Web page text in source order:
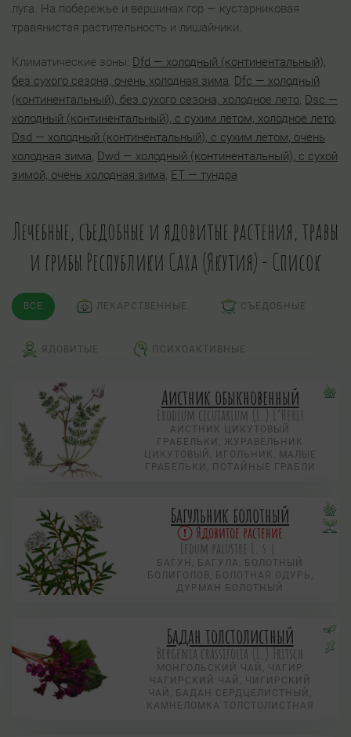
луга. На побережье и вершинах гор — кустарниковая
травянистая растительность и лишайники.
Климатические зоны: Dfd — холодный (континентальный),
без сухого сезона, очень холодная зима, Dfс — холодный
(континентальный), без сухого сезона, холодное лето, Dsc —
холодный (континентальный), с сухим летом, холодное лето,
Dsd — холодный (континентальный), с сухим летом, очень
холодная зима, Dwd — холодный (континентальный), с сухой
зимой, очень холодная зима, ET — тундра
Лечебные, съедобные и ядовитые растения, травы
и грибы Республики Саха (Якутия) - Список
ВСЕ ЛЕКАРСТВЕННЫЕ СЪЕДОБНЫЕ
ЯДОВИТЫЕ ПСИХОАКТИВНЫЕ
Аистник обыкновенный
Erodium cicutarium (L.) L’Herit
АИСТНИК ЦИКУТОВЫЙ
ГРАБЕЛЬКИ, ЖУРАВЕЛЬНИК
ЦИКУТОВЫЙ, ИГОЛЬНИК, МАЛЫЕ
ГРАБЕЛЬКИ, ПОТАЙНЫЕ ГРАБЛИ
Багульник болотный
Ядовитое растение
Ledum palustre L. s.l.
БАГУН, БАГУЛА, БОЛОТНЫЙ
БОЛИГОЛОВ, БОЛОТНАЯ ОДУРЬ,
ДУРМАН БОЛОТНЫЙ
Бадан толстолистный
Bergenia crassifolia (L.) Fritsch
МОНГОЛЬСКИЙ ЧАЙ, ЧАГИР,
ЧАГИРСКИЙ ЧАЙ, ЧИГИРСКИЙ
ЧАЙ, БАДАН СЕРДЦЕЛИСТНЫЙ,
КАМНЕЛОМКА ТОЛСТОЛИСТНАЯ